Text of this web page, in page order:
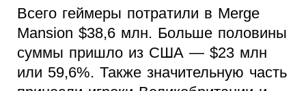
Всего геймеры потратили в Merge
Mansion $38,6 млн. Больше половины
суммы пришло из США — $23 млн
или 59,6%. Также значительную часть